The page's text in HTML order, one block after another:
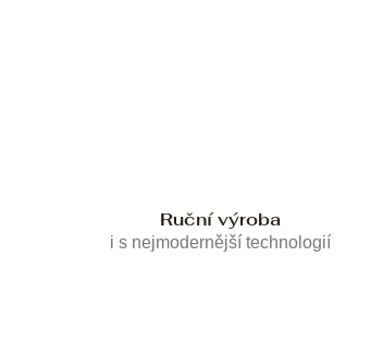
Ruční výroba
i s nejmodernější technologií